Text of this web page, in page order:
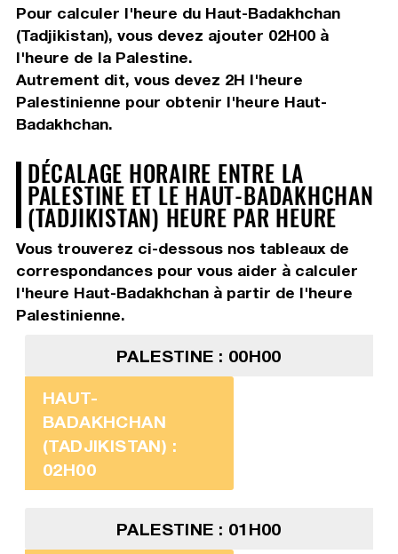
Pour calculer l'heure du Haut-Badakhchan
(Tadjikistan), vous devez ajouter 02H00à
l'heure de la Palestine.
Autrement dit, vous devez 2H l'heure
Palestinienne pour obtenir l'heure Haut-
Badakhchan.
DÉCALAGE HORAIRE ENTRE LA
PALESTINE ET LE HAUT-BADAKHCHAN
(TADJIKISTAN) HEURE PAR HEURE
Vous trouverez ci-dessous nos tableaux de
correspondances pour vous aider à calculer
l'heure Haut-Badakhchan à partir de l'heure
Palestinienne.
PALESTINE : 00H00
HAUT-
BADAKHCHAN
(TADJIKISTAN) :
02H00
PALESTINE : 01H00